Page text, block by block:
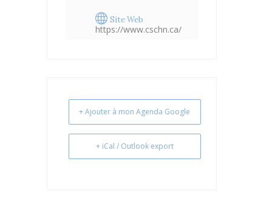
Site Web
https://www.cschn.ca/
+ Ajouter à mon Agenda Google
+ iCal / Outlook export